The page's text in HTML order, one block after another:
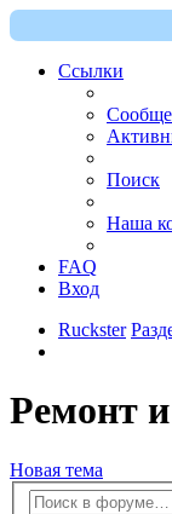
Ссылки
Поиск
Наша
FAQ
Вход
Ruckster
Ремонт
Новая тема